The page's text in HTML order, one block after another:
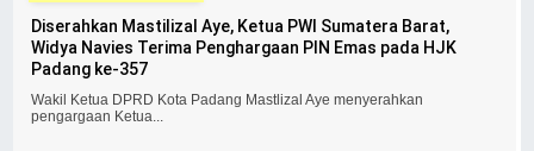
Diserahkan Mastilizal Aye, Ketua PWI Sumatera Barat,
Widya Navies Terima Penghargaan PIN Emas pada HJK
Padang ke-357
Wakil Ketua DPRD Kota Padang Mastlizal Aye menyerahkan
pengargaan Ketua...